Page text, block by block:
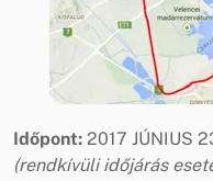
Időpont: 2017 JÚNIUS
(rendkívüli időjárás